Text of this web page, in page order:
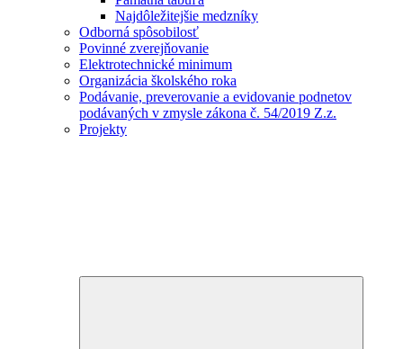
Najdôležitejšie medzníky
Odborná spôsobilosť
Povinné zverejňovanie
Elektrotechnické minimum
Organizácia školského roka
Podávanie, preverovanie a evidovanie podnetov
podávaných v zmysle zákona č. 54/2019 Z.z.
Projekty